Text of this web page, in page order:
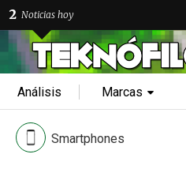
2 Noticias hoy
Análisis Marcas
Smartphones